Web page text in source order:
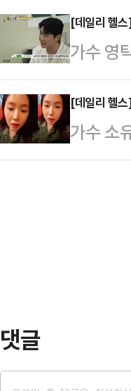
다"며
외부 물
말한다.
운 혜자
"개들
었다"며
년 정도
발생 시
있다. …
[데일리 헬
가수 영
데, 해당
반기행'
다. 뇌경
은 "늘
[데일리 헬
가수 소
인 이유
댓글